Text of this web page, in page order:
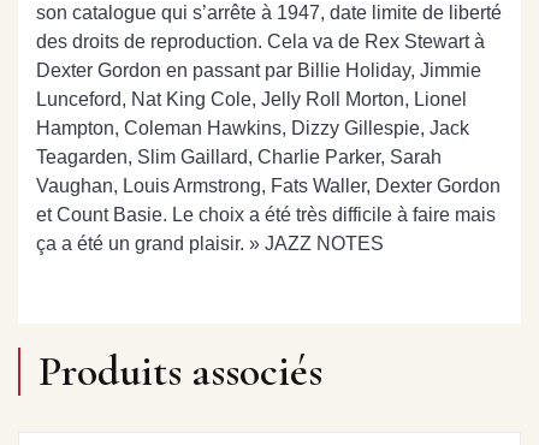
son catalogue qui s’arrête à 1947, date limite de liberté
des droits de reproduction. Cela va de Rex Stewart à
Dexter Gordon en passant par Billie Holiday, Jimmie
Lunceford, Nat King Cole, Jelly Roll Morton, Lionel
Hampton, Coleman Hawkins, Dizzy Gillespie, Jack
Teagarden, Slim Gaillard, Charlie Parker, Sarah
Vaughan, Louis Armstrong, Fats Waller, Dexter Gordon
et Count Basie. Le choix a été très difficile à faire mais
ça a été un grand plaisir. » JAZZ NOTES
Produits associés